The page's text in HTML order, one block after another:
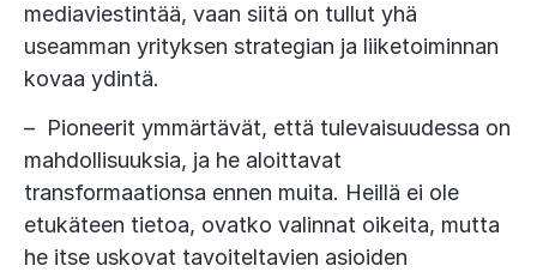
mediaviestintää, vaan siitä on tullut yhä
useamman yrityksen strategian ja liiketoiminnan
kovaa ydintä.
– Pioneerit ymmärtävät, että tulevaisuudessa on
mahdollisuuksia, ja he aloittavat
transformaationsa ennen muita. Heillä ei ole
etukäteen tietoa, ovatko valinnat oikeita, mutta
he itse uskovat tavoiteltavien asioiden